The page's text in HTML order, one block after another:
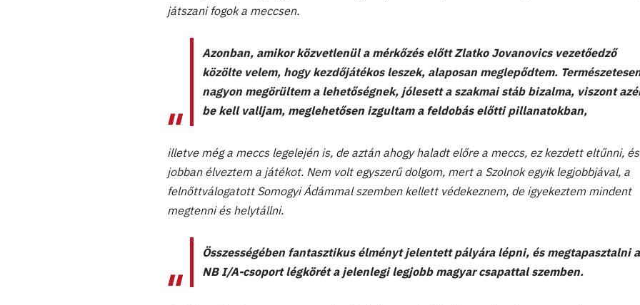
játszani fogok a meccsen.
Azonban, amikor közvetlenül a mérkőzés előtt Zlatko Jovanovics vezetőedző
közölte velem, hogy kezdőjátékos leszek, alaposan meglepődtem.
nagyon megörültem a lehetőségnek, jólesett a szakmai stáb bizalma, viszont
be kell valljam, meglehetősen izgultam a feldobás előtti pillanatokban,
illetve még a meccs legelején is, de aztán ahogy haladt előre a meccs, ez kezdett eltűnni,
jobban élveztem a játékot. Nem volt egyszerű dolgom, mert a Szolnok egyik legjobbjával, a
felnőttválogatott Somogyi Ádámmal szemben kellett védekeznem, de igyekeztem mindent
megtenni és helytállni.
Összességében fantasztikus élményt jelentett pályára lépni, és megtapasztalni
NB I/A-csoport légkörét a jelenlegi legjobb magyar csapattal szemben.